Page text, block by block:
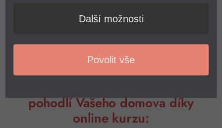
masírování je vždy k srdci, aby jste krev směřovali právě do
srdce. Říká se tomu dostředivý směrmasáže
pohodlí Vašeho domova díky
online kurzu:
Další možnosti
Povolit vše